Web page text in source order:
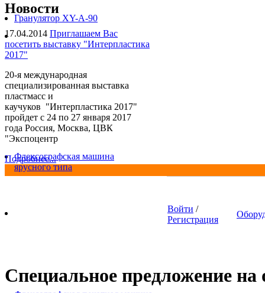
Гранулятор XY-A-90
Флексографская машина
ярусного типа
Новости
17.04.2014 Приглашаем Вас
посетить выставку "Интерпластика
2017"
20-я международная
специализированная выставка
пластмасс и
каучуков "Интерпластика 2017"
пройдет с 24 по 27 января 2017
года Россия, Москва, ЦВК
"Экспоцентр
Подробнее...
Войти /
Регистрация
Специальное предложение на